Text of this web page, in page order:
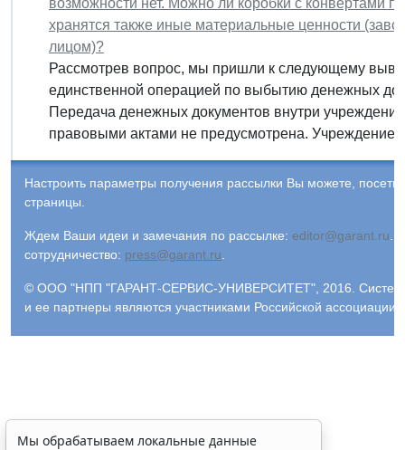
возможности нет. Можно ли коробки с конвертами
хранятся также иные материальные ценности
лицом)?
Рассмотрев вопрос, мы пришли к следующему
единственной операцией по выбытию денежных
Передача денежных документов внутри
правовыми актами не предусмотрена.
Настроить параметры получения рассылки Вы можете,
страницы.
Ждем Ваши идеи и замечания по рассылке: editor@garant.ru.
сотрудничество: press@garant.ru.
© ООО "НПП "ГАРАНТ-СЕРВИС-УНИВЕРСИТЕТ", 2016. Система
и ее партнеры являются участниками Российской
Мы обрабатываем локальные данные